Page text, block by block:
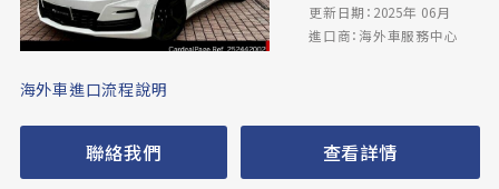
更新日期：2025年 06月
進口商：海外車服務中心
海外車進口流程說明
聯絡我們 查看詳情